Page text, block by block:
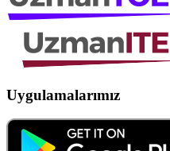
Uygulamalarımız